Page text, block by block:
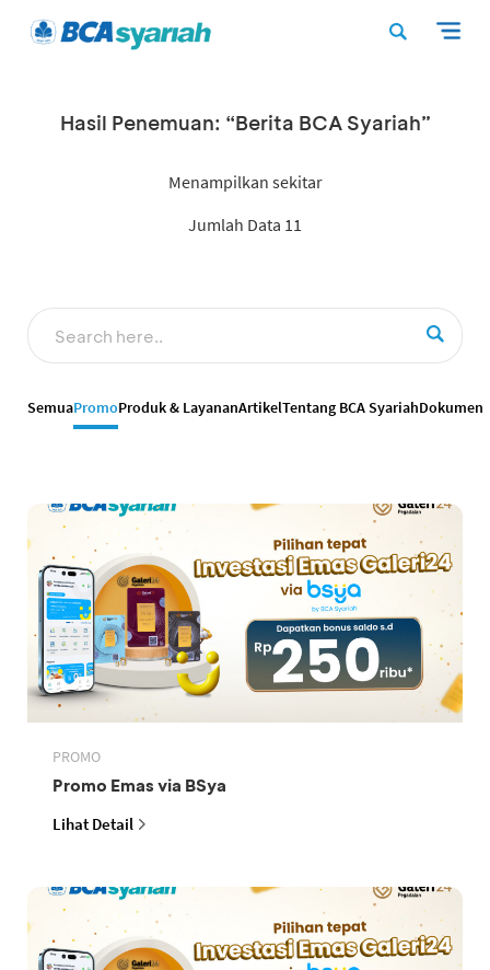
Hasil Penemuan: “Berita BCA Syariah”
Menampilkan sekitar
Jumlah Data 11
SemuaPromoProduk & LayananArtikelTentang BCA SyariahDokumen
PROMO
Promo Emas via BSya
Lihat Detail